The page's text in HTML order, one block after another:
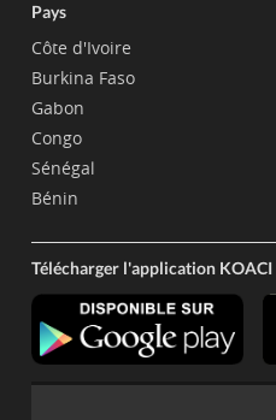
Pays
Côte d'Ivoire
Burkina Faso
Gabon
Congo
Sénégal
Bénin
Télécharger l'application KOACI